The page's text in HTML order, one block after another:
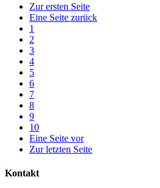
Zur ersten Seite
Eine Seite zurück
1
2
3
4
5
6
7
8
9
10
Eine Seite vor
Zur letzten Seite
Kontakt